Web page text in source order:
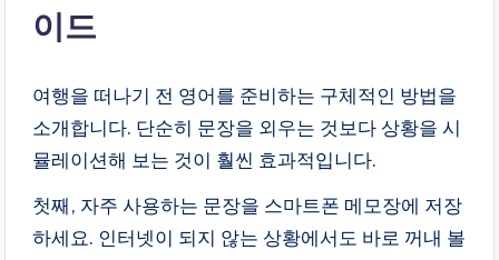
이드
여행을 떠나기 전 영어를 준비하는 구체적인 방법을
소개합니다. 단순히 문장을 외우는 것보다 상황을 시
뮬레이션해 보는 것이 훨씬 효과적입니다.
첫째, 자주 사용하는 문장을 스마트폰 메모장에 저장
하세요. 인터넷이 되지 않는 상황에서도 바로 꺼내 볼